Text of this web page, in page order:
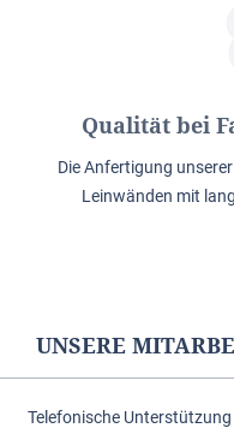
Qualität bei
Die Anfertigung
Leinwänden mit
UNSERE
Telefonische